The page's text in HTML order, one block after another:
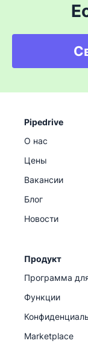
Pipedrive
О нас
Цены
Вакансии
Блог
Новости
Продукт
Программа
Функции
Marketplace